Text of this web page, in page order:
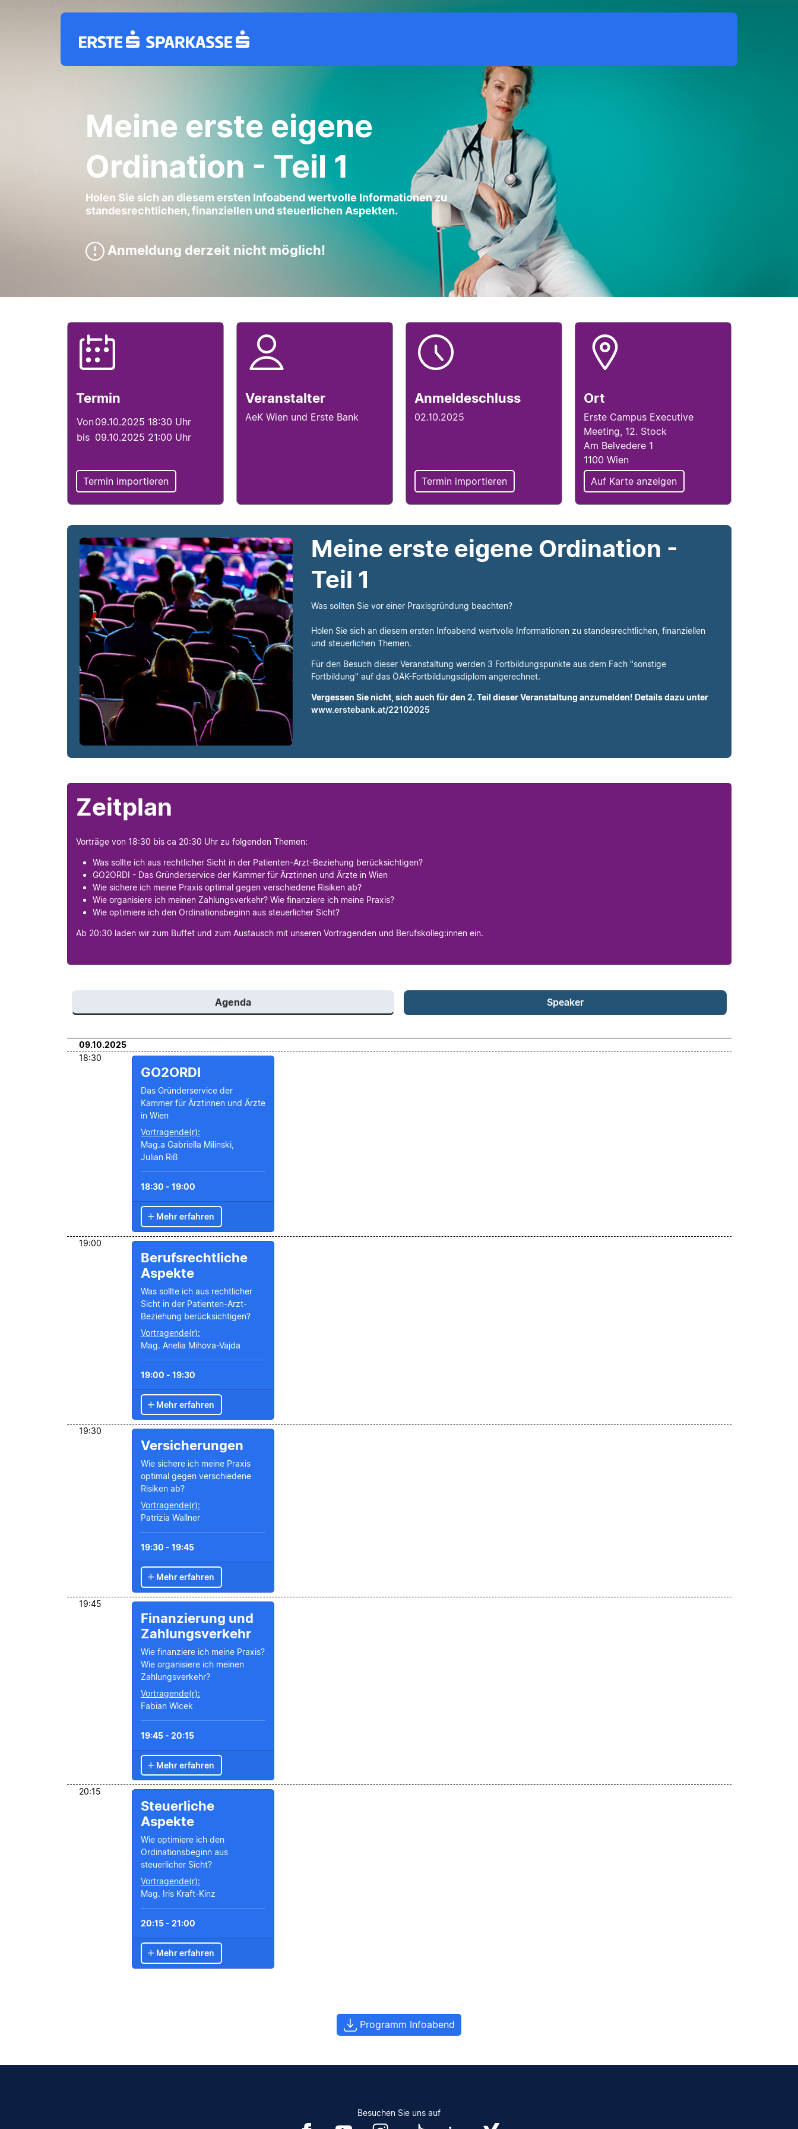
Meine erste eigene
Ordination - Teil 1
Holen Sie sich an diesem ersten Infoabend wertvolle Informationen zu
standesrechtlichen, finanziellen und steuerlichen Aspekten.
Anmeldung derzeit nicht möglich!
Veranstaltungsdetails
Termininfo
Termin
Von09.10.2025 18:30 Uhr
bis 09.10.2025 21:00 Uhr
Termin importieren
Veranstalterinfo
Veranstalter
AeK Wien und Erste Bank
Anmeldeschlussinfo
Anmeldeschluss
02.10.2025
Termin importieren
Locationinfo
Ort
Erste Campus Executive
Meeting, 12. Stock
Am Belvedere 1
1100 Wien
Auf Karte anzeigen
VeranstaltungsdetailsMeine erste eigene Ordination -
Teil 1
Was sollten Sie vor einer Praxisgründung beachten?
Holen Sie sich an diesem ersten Infoabend wertvolle Informationen zu standesrechtlichen, finanziellen
und steuerlichen Themen.
Für den Besuch dieser Veranstaltung werden 3 Fortbildungspunkte aus dem Fach "sonstige
Fortbildung" auf das ÖÄK-Fortbildungsdiplom angerechnet.
Vergessen Sie nicht, sich auch für den 2. Teil dieser Veranstaltung anzumelden! Details dazu unter
www.erstebank.at/22102025
Zeitplan
Vorträge von 18:30 bis ca 20:30 Uhr zu folgenden Themen:
Was sollte ich aus rechtlicher Sicht in der Patienten-Arzt-Beziehung berücksichtigen?
GO2ORDI - Das Gründerservice der Kammer für Ärztinnen und Ärzte in Wien
Wie sichere ich meine Praxis optimal gegen verschiedene Risiken ab?
Wie organisiere ich meinen Zahlungsverkehr? Wie finanziere ich meine Praxis?
Wie optimiere ich den Ordinationsbeginn aus steuerlicher Sicht?
Ab 20:30 laden wir zum Buffet und zum Austausch mit unseren Vortragenden und Berufskolleg:innen ein.
Agenda Speaker
09.10.2025
18:30
GO2ORDI
Das Gründerservice der
Kammer für Ärztinnen und Ärzte
in Wien
Vortragende(r):
Mag.a Gabriella Milinski,
Julian Riß
18:30 - 19:00
Mehr erfahren
19:00
Berufsrechtliche
Aspekte
Was sollte ich aus rechtlicher
Sicht in der Patienten-Arzt-
Beziehung berücksichtigen?
Vortragende(r):
Mag. Anelia Mihova-Vajda
19:00 - 19:30
Mehr erfahren
19:30
Versicherungen
Wie sichere ich meine Praxis
optimal gegen verschiedene
Risiken ab?
Vortragende(r):
Patrizia Wallner
19:30 - 19:45
Mehr erfahren
19:45
Finanzierung und
Zahlungsverkehr
Wie finanziere ich meine Praxis?
Wie organisiere ich meinen
Zahlungsverkehr?
Vortragende(r):
Fabian Wlcek
19:45 - 20:15
Mehr erfahren
20:15
Steuerliche
Aspekte
Wie optimiere ich den
Ordinationsbeginn aus
steuerlicher Sicht?
Vortragende(r):
Mag. Iris Kraft-Kinz
20:15 - 21:00
Mehr erfahren
Programm Infoabend
Besuchen Sie uns auf